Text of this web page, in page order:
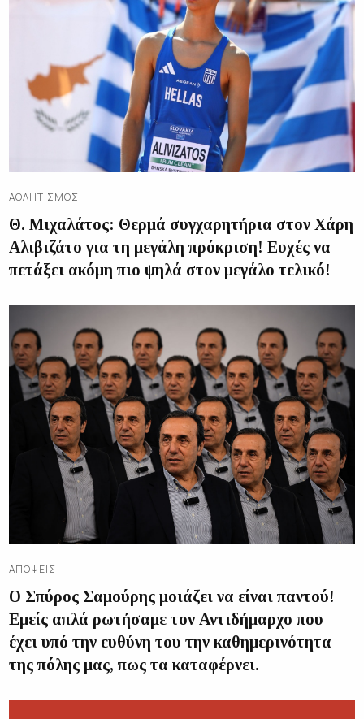
ΑΘΛΗΤΙΣΜΌΣ
Θ. Μιχαλάτος: Θερμά συγχαρητήρια στον Χάρη
Αλιβιζάτο για τη μεγάλη πρόκριση! Ευχές να
πετάξει ακόμη πιο ψηλά στον μεγάλο τελικό!
ΑΠΌΨΕΙΣ
Ο Σπύρος Σαμούρης μοιάζει να είναι παντού!
Εμείς απλά ρωτήσαμε τον Αντιδήμαρχο που
έχει υπό την ευθύνη του την καθημερινότητα
της πόλης μας, πως τα καταφέρνει.